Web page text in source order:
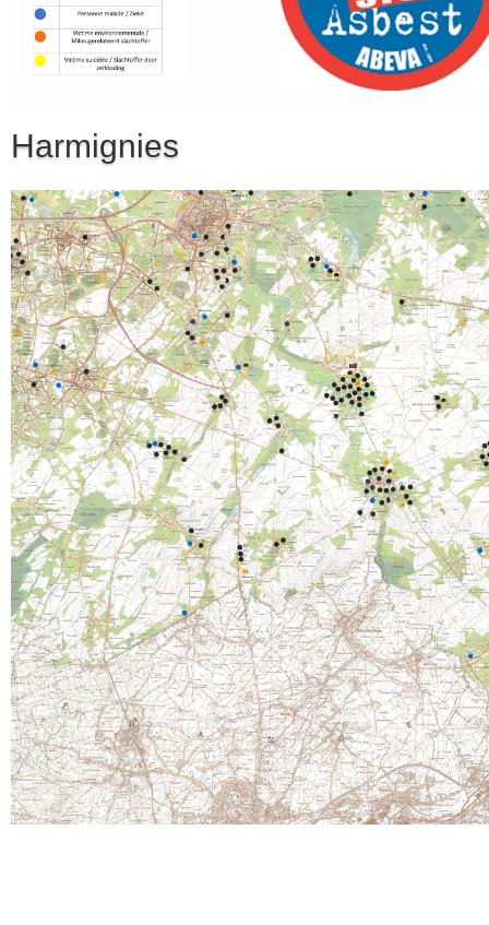
Harmignies